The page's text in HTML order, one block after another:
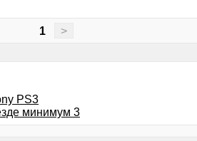
1 >
PS3
минимум 3